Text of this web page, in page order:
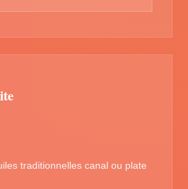
traditionnelles canal ou plate